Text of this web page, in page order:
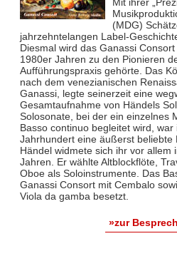
Mit ihrer
(MDG)
jahrzehntelangen Label-
Diesmal wird das Ganassi
1980er Jahren zu den Pionieren
Aufführungspraxis gehörte. Das
nach dem venezianischen
Ganassi, legte seinerzeit eine
Gesamtaufnahme von Händels
Solosonate, bei der ein einzelnes
Basso continuo begleitet wird, war
Jahrhundert eine äußerst beliebte
Händel widmete sich ihr vor allem
Jahren. Er wählte Altblockflöte,
Oboe als Soloinstrumente. Das
Ganassi Consort mit Cembalo
Viola da gamba besetzt.
»zur